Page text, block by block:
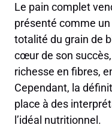
Le pain complet
présenté comme
totalité du grain de
cœur de son
richesse en fibres,
Cependant, la
place à des
l’idéal nutritionnel.